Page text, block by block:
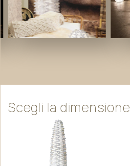
Scegli la dimensione